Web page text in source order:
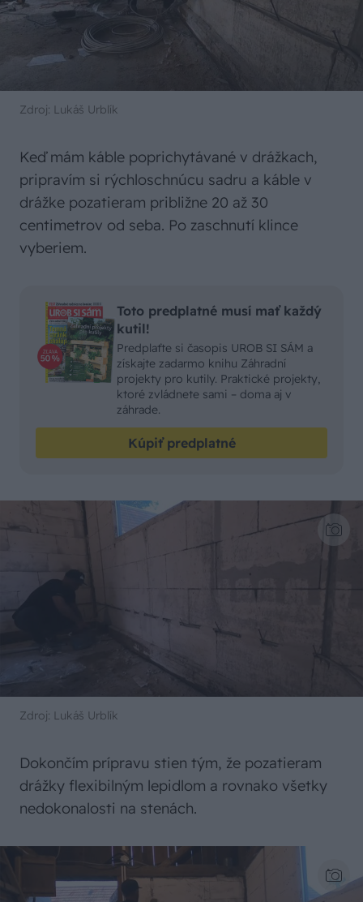
Zdroj: Lukáš Urblík
Keď mám káble poprichytávané v drážkach,
pripravím si rýchloschnúcu sadru a káble v
drážke pozatieram približne 20 až 30
centimetrov od seba. Po zaschnutí klince
vyberiem.
Toto predplatné musí mať každý
kutil!
Predplaťte si časopis UROB SI SÁM a
získajte zadarmo knihu Záhradní
projekty pro kutily. Praktické projekty,
ktoré zvládnete sami – doma aj v
záhrade.
Kúpiť predplatné
Zdroj: Lukáš Urblík
Dokončím prípravu stien tým, že pozatieram
drážky flexibilným lepidlom a rovnako všetky
nedokonalosti na stenách.